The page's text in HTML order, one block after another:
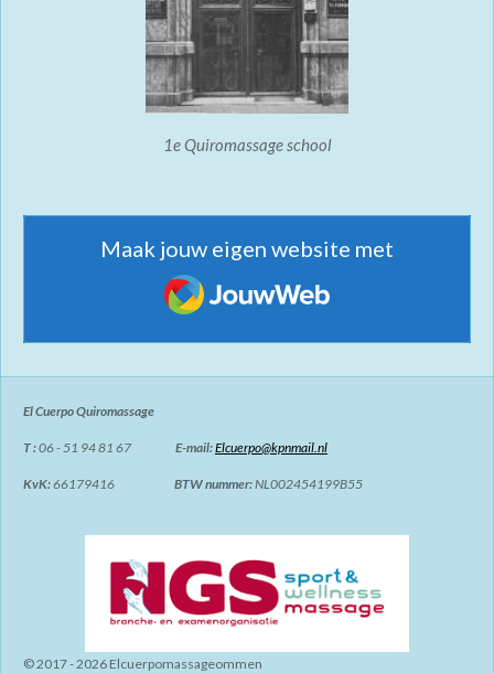
1e Quiromassage school
Maak jouw eigen website met
JouwWeb
El Cuerpo Quiromassage
T :06 - 51 94 81 67 E-mail:Elcuerpo@kpnmail.nl
KvK:66179416 BTW nummer:NL002454199B55
© 2017 - 2026 Elcuerpomassageommen